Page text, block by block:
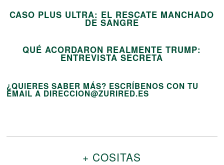
CASO PLUS ULTRA: EL RESCATE MANCHADO
DE SANGRE
QUÉ ACORDARON REALMENTE TRUMP:
ENTREVISTA SECRETA
¿QUIERES SABER MÁS? ESCRÍBENOS CON TU
EMAIL A DIRECCION@ZURIRED.ES
+ COSITAS